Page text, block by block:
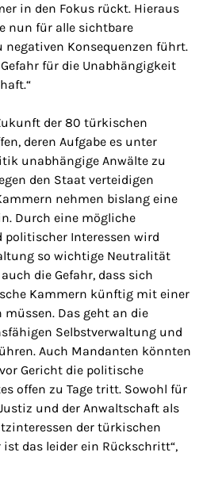
in den Fokus rückt. Hieraus
nun für alle sichtbare
Konsequenzen führt.
für die Unabhängigkeit
der 80 türkischen
deren Aufgabe es unter
unabhängige Anwälte zu
den Staat verteidigen
nehmen bislang eine
Durch eine mögliche
Interessen wird
so wichtige Neutralität
die Gefahr, dass sich
Kammern künftig mit einer
Das geht an die
Selbstverwaltung und
Auch Mandanten könnten
Gericht die politische
offen zu Tage tritt. Sowohl für
und der Anwaltschaft als
der türkischen
das leider ein Rückschritt“,